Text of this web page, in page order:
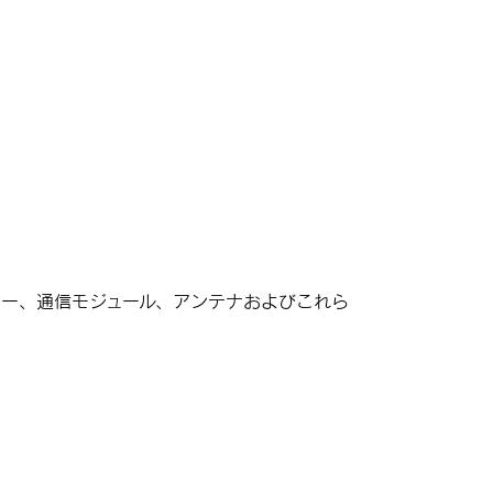
、通信モジュール、アンテナおよびこれら